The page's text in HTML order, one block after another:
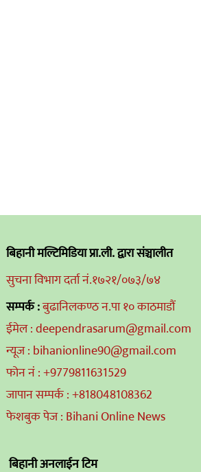
बिहानी मल्टिमिडिया प्रा.ली. द्वारा संञ्चालीत
सुचना विभाग दर्ता नं.१७२१/०७३/७४
सम्पर्क :बुढानिलकण्ठ न.पा १० काठमाडौं
ईमेल : deependrasarum@gmail.com
न्यूज : bihanionline90@gmail.com
फोन नं : +9779811631529
जापान सम्पर्क : +818048108362
फेशबुक पेज : Bihani Online News
बिहानी अनलाईन टिम